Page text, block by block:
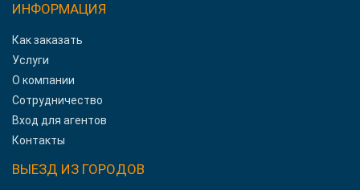
ИНФОРМАЦИЯ
Как заказать
Услуги
О компании
Сотрудничество
Вход для агентов
Контакты
ВЫЕЗД ИЗ ГОРОДОВ